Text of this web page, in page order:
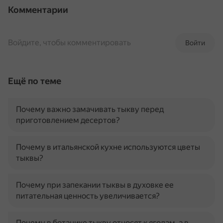
Комментарии
Войти
Войдите, чтобы комментировать
Ещё по теме
Почему важно замачивать тыкву перед
приготовлением десертов?
Почему в итальянской кухне используются цветы
тыквы?
Почему при запекании тыквы в духовке ее
питательная ценность увеличивается?